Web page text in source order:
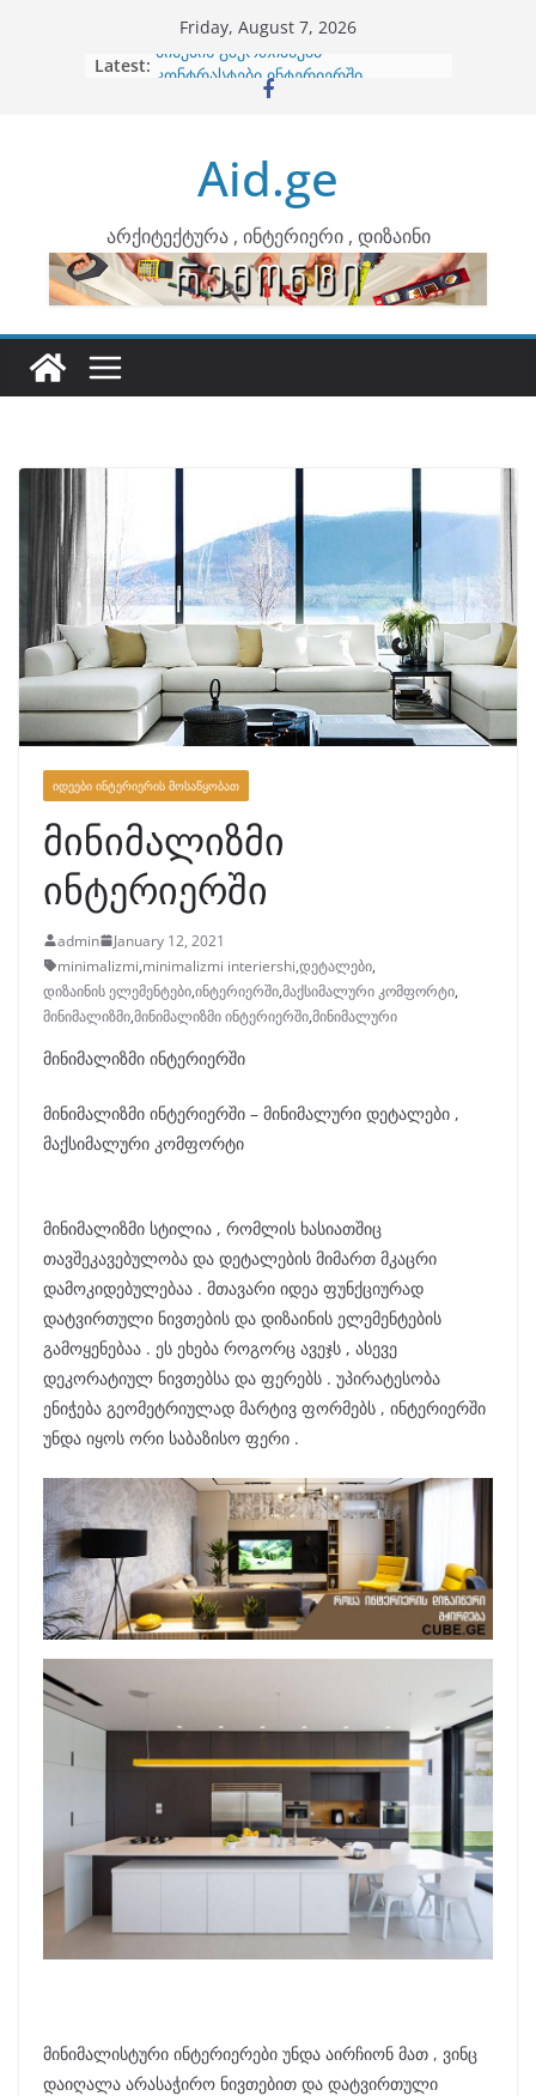
Friday, August 7, 2026
Latest: ბინების გაერთიანება
კონტრასტები ინტერიერში
ინტერიერის დიზიანი
არტემიდი წარმოგიდგენთ
Aid.ge
არქიტექტურა , ინტერიერი , დიზაინი
ᲘᲓᲔᲔᲑᲘ ᲘᲜᲢᲔᲠᲘᲔᲠᲘᲡ ᲛᲝᲡᲐᲬᲧᲝᲑᲐᲗ
მინიმალიზმი
ინტერიერში
admin
January 12, 2021
minimalizmi,minimalizmi interiershi,დეტალები,
დიზაინის ელემენტები,ინტერიერში,მაქსიმალური კომფორტი,
მინიმალიზმი,მინიმალიზმი ინტერიერში,მინიმალური
მინიმალიზმი ინტერიერში
მინიმალიზმი ინტერიერში – მინიმალური დეტალები ,
მაქსიმალური კომფორტი
მინიმალიზმი სტილია , რომლის ხასიათშიც
თავშეკავებულობა და დეტალების მიმართ მკაცრი
დამოკიდებულებაა . მთავარი იდეა ფუნქციურად
დატვირთული ნივთების და დიზაინის ელემენტების
გამოყენებაა . ეს ეხება როგორც ავეჯს , ასევე
დეკორატიულ ნივთებსა და ფერებს . უპირატესობა
ენიჭება გეომეტრიულად მარტივ ფორმებს , ინტერიერში
უნდა იყოს ორი საბაზისო ფერი .
მინიმალისტური ინტერიერები უნდა აირჩიონ მათ , ვინც
დაიღალა არასაჭირო ნივთებით და დატვირთული